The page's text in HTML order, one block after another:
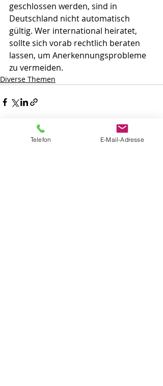
geschlossen werden, sind in
Deutschland nicht automatisch
gültig. Wer international heiratet,
sollte sich vorab rechtlich beraten
lassen, um Anerkennungsprobleme
zu vermeiden.
Diverse Themen
Telefon E-Mail-Adresse